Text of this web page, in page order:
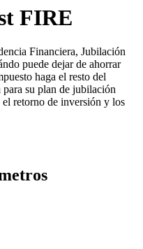
FIRE
Financiera, Jubilación
puede dejar de ahorrar
haga el resto del
su plan de jubilación
retorno de inversión y los